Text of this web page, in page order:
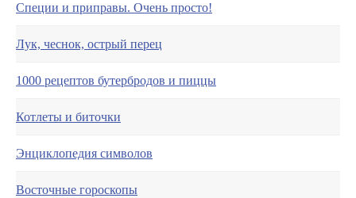
Специи и приправы. Очень просто!
Лук, чеснок, острый перец
1000 рецептов бутербродов и пиццы
Котлеты и биточки
Энциклопедия символов
Восточные гороскопы